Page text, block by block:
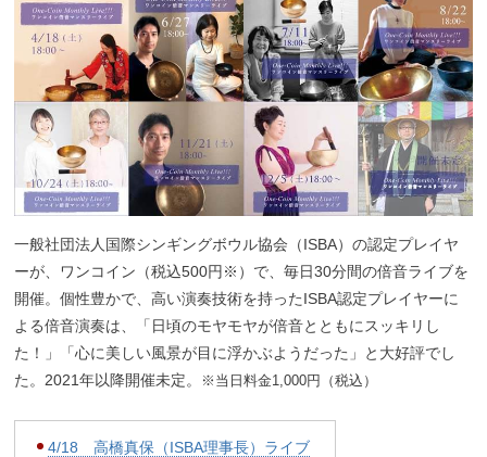
一般社団法人国際シンギングボウル協会（ISBA）の認定プレイヤ
ーが、ワンコイン（税込500円※）で、毎日30分間の倍音ライブを
開催。個性豊かで、高い演奏技術を持ったISBA認定プレイヤーに
よる倍音演奏は、「日頃のモヤモヤが倍音とともにスッキリし
た！」「心に美しい風景が目に浮かぶようだった」と大好評でし
た。2021年以降開催未定。
※当日料金1,000円（税込）
4/18 高橋真保（ISBA理事長）ライブ